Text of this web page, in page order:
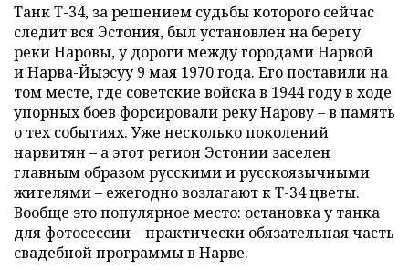
Танк Т-34, за решением судьбы которого сейчас
следит вся Эстония, был установлен на берегу
реки Наровы, у дороги между городами Нарвой
и Нарва-Йыэсуу 9 мая 1970 года. Его поставили на
том месте, где советские войска в 1944 году в ходе
упорных боев форсировали реку Нарову – в память
о тех событиях. Уже несколько поколений
нарвитян – а этот регион Эстонии заселен
главным образом русскими и русскоязычными
жителями – ежегодно возлагают к Т-34 цветы.
Вообще это популярное место: остановка у танка
для фотосессии – практически обязательная часть
свадебной программы в Нарве.